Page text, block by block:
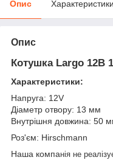
Опис Характеристики
Опис
Котушка Largo 12В
Характеристики:
Напруга: 12V
Діаметр отвору: 13 мм
Внутрішня довжина: 50
Роз'єм: Hirschmann
Наша компанія не